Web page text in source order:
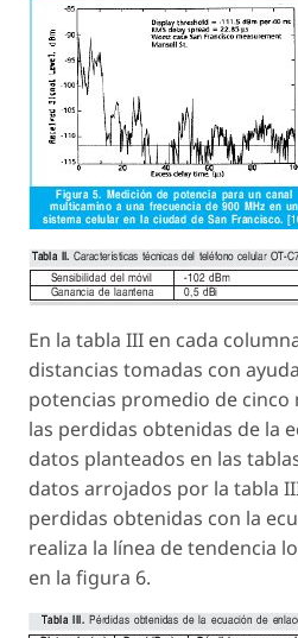
En la tabla III en cada
distancias tomadas con
potencias promedio de cinco
las perdidas obtenidas de la
datos planteados en las
datos arrojados por la tabla
perdidas obtenidas con la
realiza la línea de tendencia
en la figura 6.